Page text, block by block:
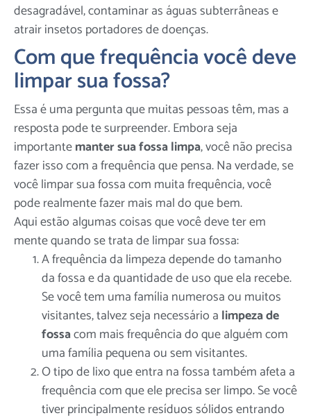
desagradável, contaminar as águas subterrâneas e
atrair insetos portadores de doenças.
Com que frequência você deve
limpar sua fossa?
Essa é uma pergunta que muitas pessoas têm, mas a
resposta pode te surpreender. Embora seja
importantemanter sua fossa limpa, você não precisa
fazer isso com a frequência que pensa. Na verdade, se
você limpar sua fossa com muita frequência, você
pode realmente fazer mais mal do que bem.
Aqui estão algumas coisas que você deve ter em
mente quando se trata de limpar sua fossa:
A frequência da limpeza depende do tamanho
da fossa e da quantidade de uso que ela recebe.
Se você tem uma família numerosa ou muitos
visitantes, talvez seja necessário a limpeza de
fossacom mais frequência do que alguém com
uma família pequena ou sem visitantes.
O tipo de lixo que entra na fossa também afeta a
frequência com que ele precisa ser limpo. Se você
tiver principalmente resíduos sólidos entrando